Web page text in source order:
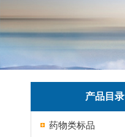
产品目录
药物类标品